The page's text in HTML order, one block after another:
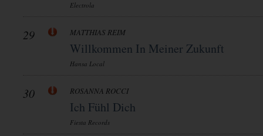
Electrola
29 MATTHIAS REIM
Willkommen In Meiner Zukunft
Hansa Local
30 ROSANNA ROCCI
Ich Fühl Dich
Fiesta Records